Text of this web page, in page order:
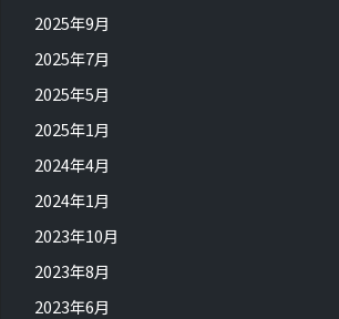
2025年9月
2025年7月
2025年5月
2025年1月
2024年4月
2024年1月
2023年10月
2023年8月
2023年6月